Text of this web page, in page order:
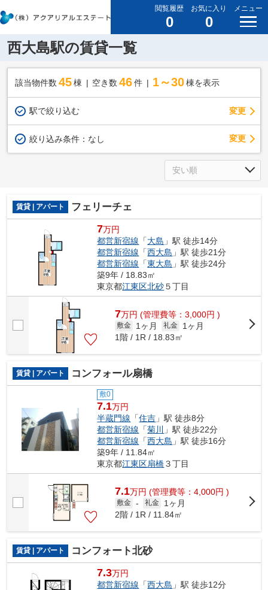
閲覧履歴
0
お気に入り
0
メニュー
西大島駅の賃貸一覧
該当物件数 45棟 空き数 46 件 1～30 棟を表示
駅で絞り込む 変更
絞り込み条件： なし 変更
賃貸 | アパート フェリーチェ
7万円
都営新宿線 「大島 」駅 徒歩14分
都営新宿線 「西大島 」駅 徒歩21分
都営新宿線 「東大島 」駅 徒歩24分
築9年 / 18.83㎡
東京都江東区北砂５丁目
7万円 (管理費等：3,000円 )
敷金 1ヶ月 礼金
1ヶ月
1階 / 1R / 18.83㎡
賃貸 | アパート コンフォール扇橋
敷0
7.1万円
半蔵門線 「住吉 」駅 徒歩8分
都営新宿線 「菊川
」駅 徒歩22分
都営新宿線 「西大島 」駅 徒歩16分
築9年 / 11.84㎡
東京都江東区扇橋３丁目
7.1万円 (管理費等：4,000円 )
敷金 - 礼金
1ヶ月
2階 / 1R / 11.84㎡
賃貸 | アパート コンフォート北砂
7.3万円
都営新宿線 「西大島 」駅 徒歩12分